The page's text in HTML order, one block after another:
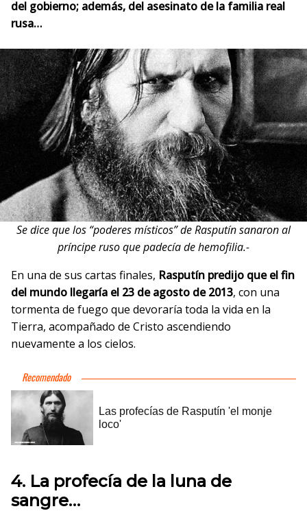
del gobierno; además, del asesinato de la familia real
rusa…
Se dice que los “poderes místicos” de Rasputín sanaron al
príncipe ruso que padecía de hemofilia.-
En una de sus cartas finales, Rasputín predijo que el fin
del mundo llegaría el 23 de agosto de 2013, con una
tormenta de fuego que devoraría toda la vida en la
Tierra, acompañado de Cristo ascendiendo
nuevamente a los cielos.
4. La profecía de la luna de
sangre…